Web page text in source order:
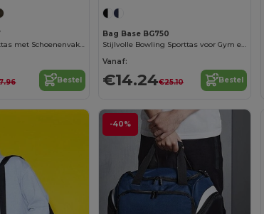
Duurzame Sporttas met Schoenenvak en Schouderriem
Bestel
Bag Base BG750
Stijlvolle Bowling Sporttas voor Gym en Reizen
Vanaf:
€14.24€25.10 Bestel
-40%